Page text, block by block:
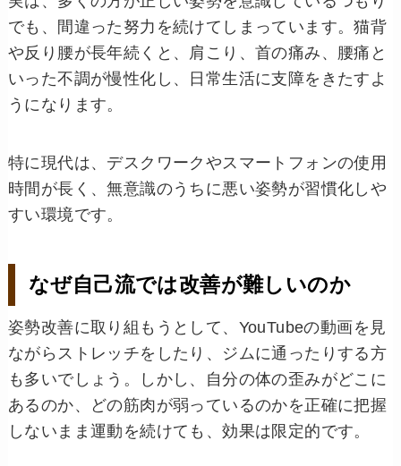
でも、間違った努力を続けてしまっています。猫背
や反り腰が長年続くと、肩こり、首の痛み、腰痛と
いった不調が慢性化し、日常生活に支障をきたすよ
うになります。
特に現代は、デスクワークやスマートフォンの使用
時間が長く、無意識のうちに悪い姿勢が習慣化しや
すい環境です。
なぜ自己流では改善が難しいのか
姿勢改善に取り組もうとして、YouTubeの動画を見
ながらストレッチをしたり、ジムに通ったりする方
も多いでしょう。しかし、自分の体の歪みがどこに
あるのか、どの筋肉が弱っているのかを正確に把握
しないまま運動を続けても、効果は限定的です。